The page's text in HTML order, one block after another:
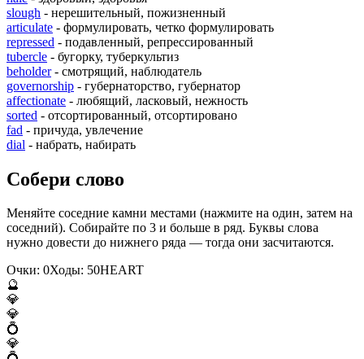
slough - нерешительный, пожизненный
articulate - формулировать, четко формулировать
repressed - подавленный, репрессированный
tubercle - бугорку, туберкультиз
beholder- смотрящий, наблюдатель
governorship - губернаторство, губернатор
affectionate - любящий, ласковый, нежность
sorted - отсортированный, отсортировано
fad - причуда, увлечение
dial - набрать, набирать
Собери слово
Меняйте соседние камни местами (нажмите на один, затем на
соседний). Собирайте по 3 и больше в ряд. Буквы слова
нужно довести до нижнего ряда — тогда они засчитаются.
Очки: 0Ходы: 50HEART
🔮
💎
💎
💍
💎